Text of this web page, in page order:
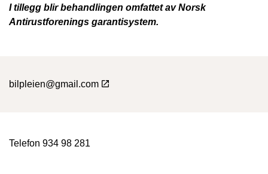
I tillegg blir behandlingen omfattet av Norsk
Antirustforenings garantisystem.
bilpleien@gmail.com
Telefon 934 98 281